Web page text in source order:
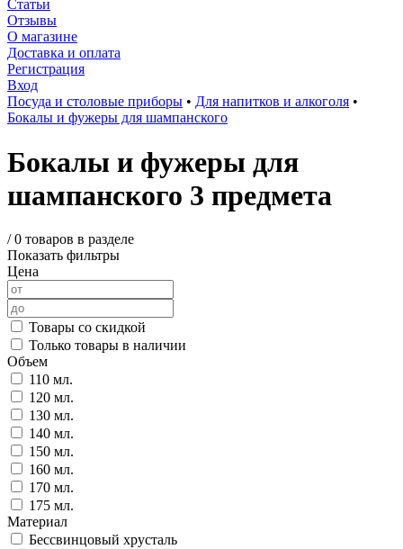
Статьи
Отзывы
О магазине
Доставка и оплата
Регистрация
Вход
Посуда и столовые приборы • Для напитков и алкоголя •
Бокалы и фужеры для шампанского
Бокалы и фужеры для
шампанского 3 предмета
/0 товаров в разделе
Показать фильтры
Цена
Товары со скидкой
Только товары в наличии
Объем
110 мл.
120 мл.
130 мл.
140 мл.
150 мл.
160 мл.
170 мл.
175 мл.
Материал
Бессвинцовый хрусталь